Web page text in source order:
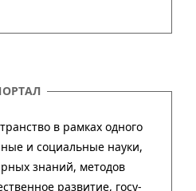
в рамках одного
и соци­аль­ные науки,
зна­ний, методов
раз­ви­тие, госу­